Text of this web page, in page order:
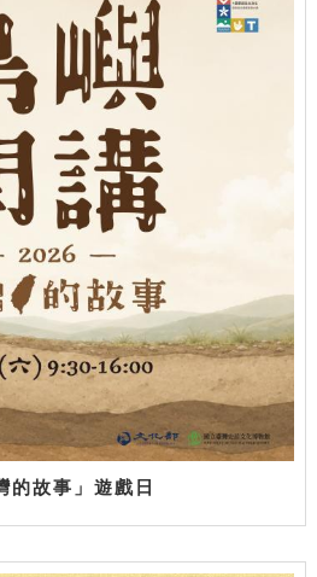
的故事」遊戲日